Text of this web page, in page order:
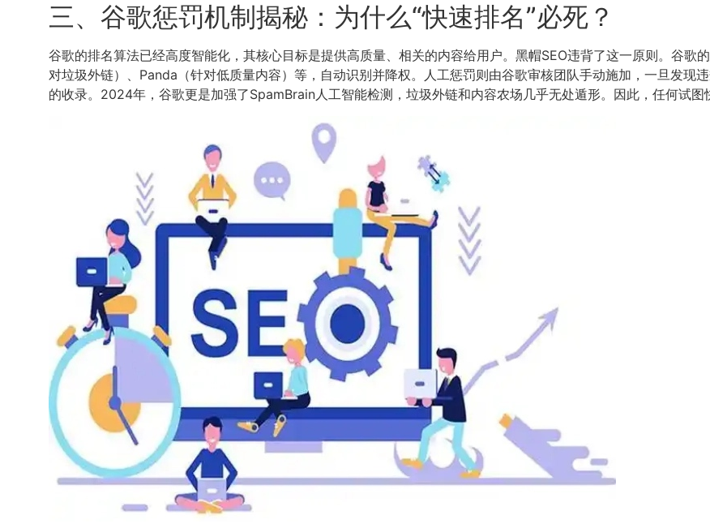
三、谷歌惩罚机制揭秘：为什么“快速排名”必死？
谷歌的排名算法已经高度智能化，其核心目标是提供高质量、相关的内容给用户。黑帽SEO违背了这一原则。谷歌
对垃圾外链）、Panda（针对低质量内容）等，自动识别并降权。人工惩罚则由谷歌审核团队手动施加，一旦发现
的收录。2024年，谷歌更是加强了SpamBrain人工智能检测，垃圾外链和内容农场几乎无处遁形。因此，任何试图